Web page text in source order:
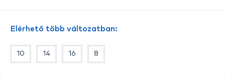
akár nemzetközi szinten!
legtöbb békéshalas módszerhez ajánljuk.
Elérhető több változatban:
10 14 16 8